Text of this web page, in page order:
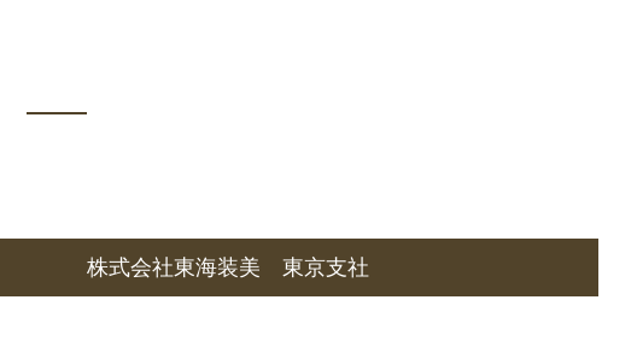
株式会社東海装美 東京支社